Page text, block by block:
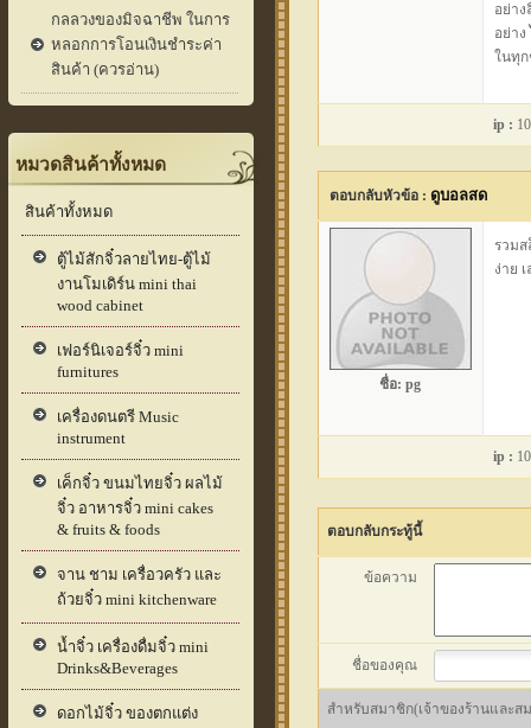
กลลวงของมิจฉาชีพ ในการ
หลอกการโอนเงินชำระค่า
สินค้า (ควรอ่าน)
หมวดสินค้าทั้งหมด
สินค้าทั้งหมด
ตู้ไม้สักจิ๋วลายไทย-ตู้ไม้
งานโมเดิร์น mini thai
wood cabinet
เฟอร์นิเจอร์จิ๋ว mini
furnitures
เครื่องดนตรี Music
instrument
เค็กจิ๋ว ขนมไทยจิ๋ว ผลไม้
จิ๋ว อาหารจิ๋ว mini cakes
& fruits & foods
จาน ชาม เครื่อวครัว และ
ถ้วยจิ๋ว mini kitchenware
น้ำจิ๋ว เครื่องดื่มจิ๋ว mini
Drinks&Beverages
ดอกไม้จิ๋ว ของตกแต่ง
อย่า
อย่าง
ในทุก
ip :
ตอบกลับหัวข้อ : ดูบอลสด
ชื่อ:pg
รวม
ง่าย
ip :
ตอบกลับกระทู้นี้
ข้อความ
ชื่อของคุณ
สำหรับสมาชิก(เจ้าของร้านและ